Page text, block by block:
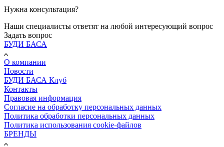
Нужна консультация?
Наши специалисты ответят на любой интересующий вопрос
Задать вопрос
БУДИ БАСА
О компании
Новости
БУДИ БАСА Клуб
Контакты
Правовая информация
Согласие на обработку персональных данных
Политика обработки персональных данных
Политика использования cookie-файлов
БРЕНДЫ